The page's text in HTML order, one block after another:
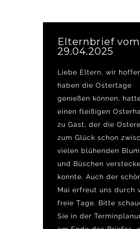
Elternbrief vom
29.04.2025
Liebe Eltern, wir
haben die Ostertage
genießen können,
einen fleißigen
zu Gast, der die
zum Glück schon
vielen blühenden
und Büschen
konnte. Auch der
Mai erfreut uns durch
freie Tage. Bitte
Sie in der